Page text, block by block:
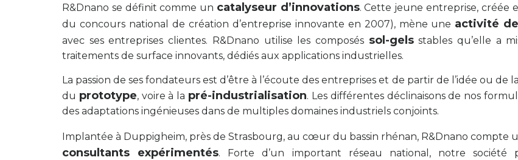
R&Dnano se définit comme un catalyseur d’innovations. Cette jeune entreprise, créée
du concours national de création d’entreprise innovante en 2007), mène une activité
avec ses entreprises clientes. R&Dnano utilise les composés sol-gelsstables qu’elle a
traitements de surface innovants, dédiés aux applications industrielles.
La passion de ses fondateurs est d’être à l’écoute des entreprises et de partir de l’idée ou
du prototype, voire à la pré-industrialisation. Les différentes déclinaisons de nos
des adaptations ingénieuses dans de multiples domaines industriels conjoints.
Implantée à Duppigheim, près de Strasbourg, au cœur du bassin rhénan, R&Dnano compte
consultants expérimentés. Forte d’un important réseau national, notre société